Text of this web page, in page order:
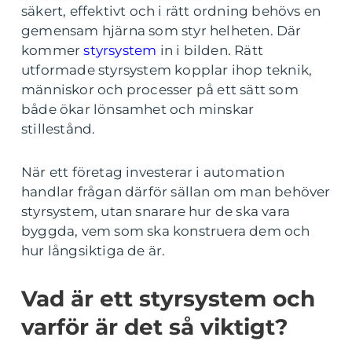
säkert, effektivt och i rätt ordning behövs en
gemensam hjärna som styr helheten. Där
kommerstyrsystem in i bilden. Rätt
utformade styrsystem kopplar ihop teknik,
människor och processer på ett sätt som
både ökar lönsamhet och minskar
stillestånd.
När ett företag investerar i automation
handlar frågan därför sällan om man behöver
styrsystem, utan snarare hur de ska vara
byggda, vem som ska konstruera dem och
hur långsiktiga de är.
Vad är ett styrsystem och
varför är det så viktigt?